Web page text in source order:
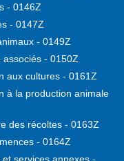
- 0146Z
- 0147Z
- 0149Z
- 0150Z
aux cultures - 0161Z
à la production animale
des récoltes - 0163Z
- 0164Z